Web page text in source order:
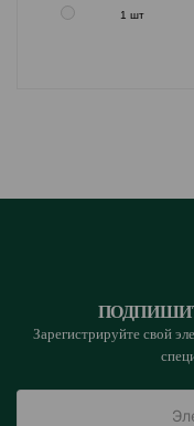
1 шт
Зарегистрируйте свой